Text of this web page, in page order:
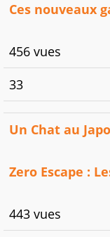
Ces nouveaux
456 vues
33
Un Chat au
Zero Escape :
443 vues